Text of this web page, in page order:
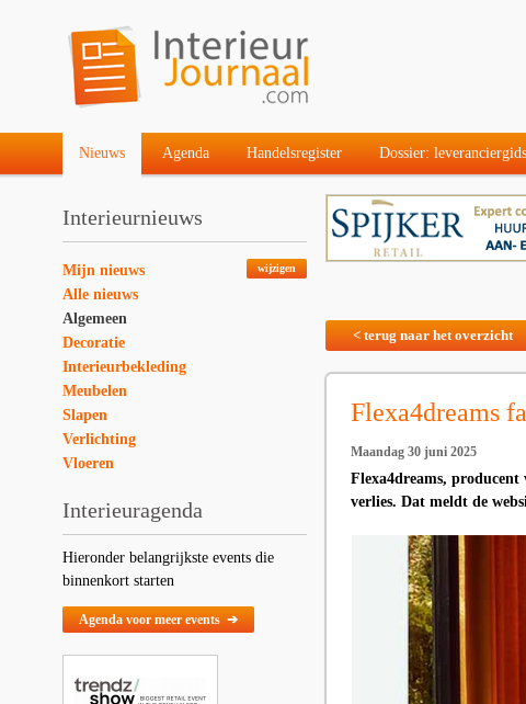
Nieuws Agenda Handelsregister Dossier: leveranciergids
Interieurnieuws
wijzigen
Mijn nieuws
Alle nieuws
Algemeen
Decoratie
Interieurbekleding
Meubelen
Slapen
Verlichting
Vloeren
Interieuragenda
Hieronder belangrijkste events die
binnenkort starten
Agenda voor meer events ➔
< terug naar het overzicht
Flexa4dreams
Maandag 30 juni 2025
Flexa4dreams,
verlies. Dat meldt de